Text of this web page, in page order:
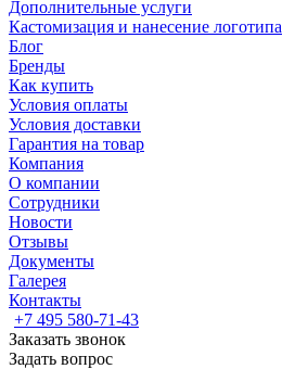
Дополнительные услуги
Кастомизация и нанесение логотипа
Блог
Бренды
Как купить
Условия оплаты
Условия доставки
Гарантия на товар
Компания
О компании
Сотрудники
Новости
Отзывы
Документы
Галерея
Контакты
+7 495 580-71-43
Заказать звонок
Задать вопрос